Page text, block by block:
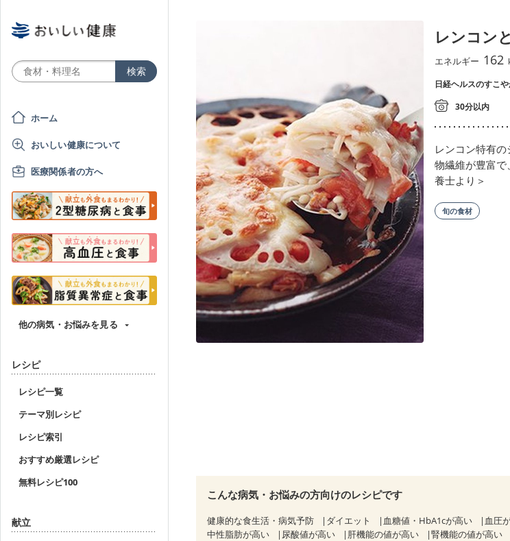
ホーム
おいしい健康について
医療関係者の方へ
他の病気・お悩みを見る
レシピ
レシピ一覧
テーマ別レシピ
レシピ索引
おすすめ厳選レシピ
無料レシピ100
献立
レンコン
エネルギー 162
日経ヘルスのすこ
30分以内
レンコン特有
物繊維が豊富
養士より＞
旬の食材
こんな病気・お悩みの方向けのレシピです
健康的な食生活・病気予防 ダイエット 血糖値・HbA1cが高い 血圧
中性脂肪が高い
尿酸値が高い 肝機能の値が高い 腎機能の値が高い